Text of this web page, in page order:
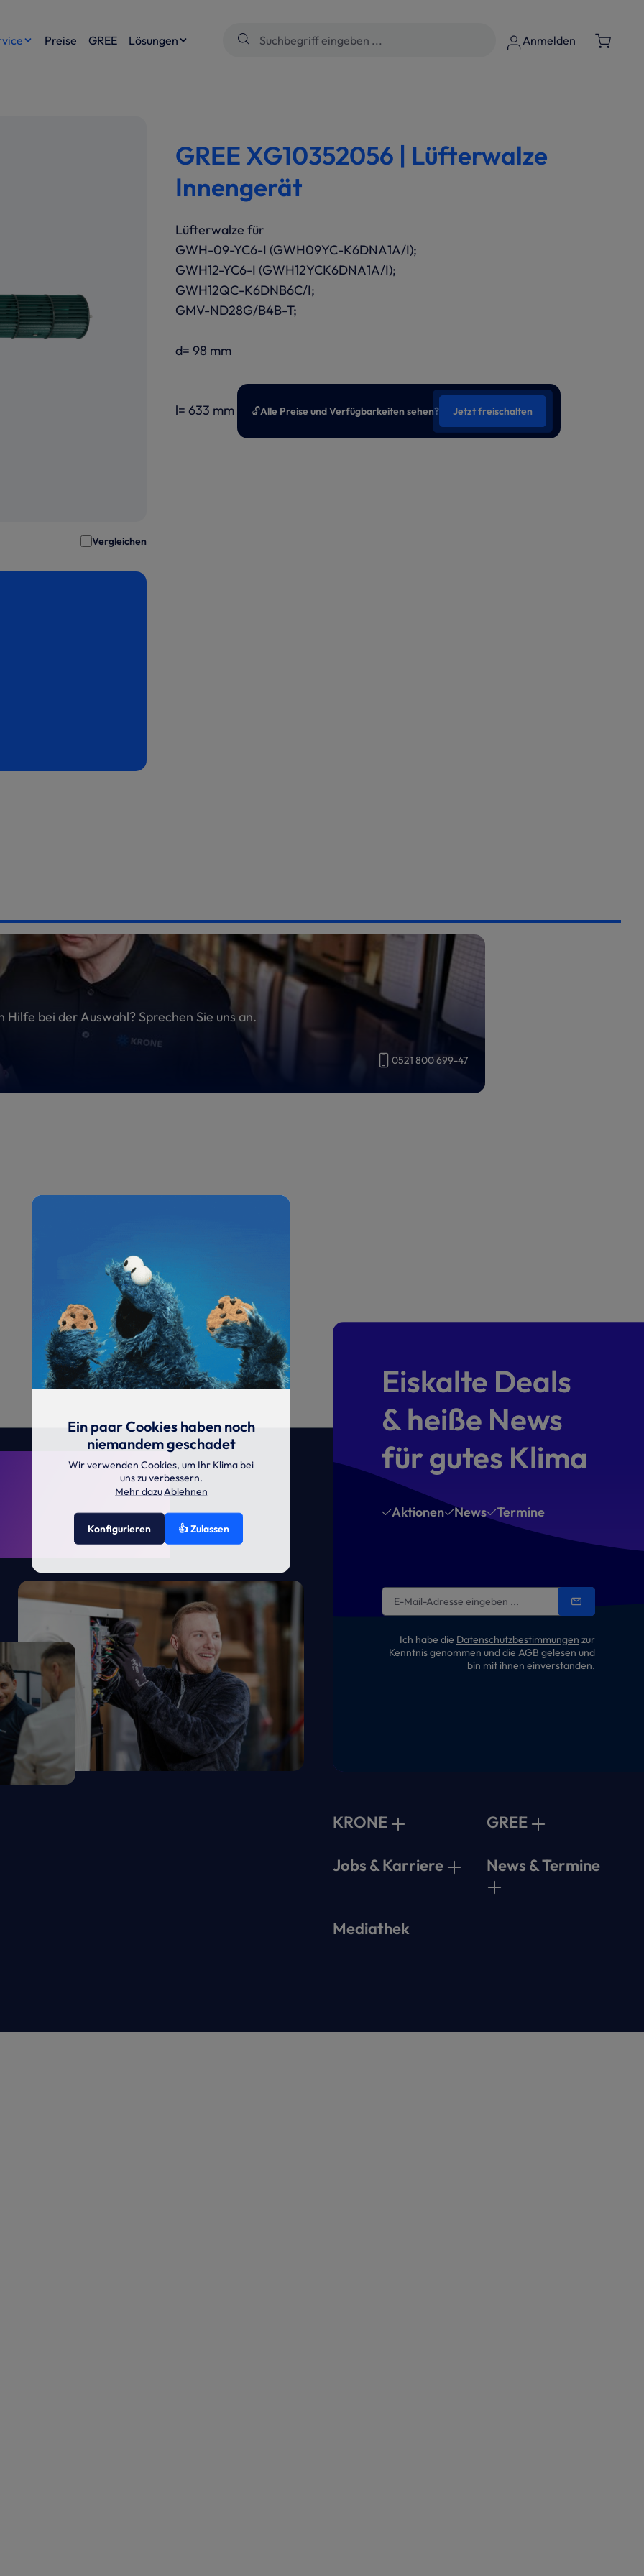
Preise GREE Lösungen Anmelden
Vergleichen
GREE XG10352056 | Lüfterwalze
Innengerät
Lüfterwalze für
GWH-09-YC6-I (GWH09YC-K6DNA1A/I);
GWH12-YC6-I (GWH12YCK6DNA1A/I);
GWH12QC-K6DNB6C/I;
GMV-ND28G/B4B-T;
d= 98 mm
l= 633 mm 🔓Alle Preise und Verfügbarkeiten sehen? Jetzt freischalten
bei der Auswahl? Sprechen Sie uns an.
0521 800 699-47
Eiskalte Deals
& heiße News
für gutes Klima
Aktionen News Termine
Ich habe die Datenschutzbestimmungen zur
Kenntnis genommen und die AGB gelesen und
bin mit ihnen einverstanden.
KRONE GREE
Jobs & Karriere News & Termine
Mediathek
Ein paar Cookies haben noch
niemandem geschadet
Wir verwenden Cookies, um Ihr Klima bei
uns zu verbessern.
Mehr dazuAblehnen
Konfigurieren 👍 Zulassen